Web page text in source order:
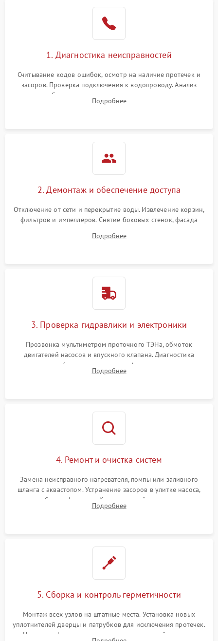
1700 ₽
циркуляционным насосом
2100 ₽ Подробнее →
1. Диагностика неисправностей
Считывание кодов ошибок, осмотр на наличие протечек и
засоров. Проверка подключения к водопроводу. Анализ
жалоб на отсутствие слива, нагрева, вращения
разбрызгивателей или срабатывание системы защиты
Подробнее
2. Демонтаж и обеспечение доступа
Отключение от сети и перекрытие воды. Извлечение корзин,
фильтров и импеллеров. Снятие боковых стенок, фасада
циркуляционному насосу, ТЭНу и сливной помпе.
Подробнее
3. Проверка гидравлики и электроники
Прозвонка мультиметром проточного ТЭНа, обмоток
двигателей насосов и впускного клапана. Диагностика
прессостата (датчика уровня воды), датчика мутности,
концевика дверцы и электронного модуля управления.
Подробнее
4. Ремонт и очистка систем
Замена неисправного нагревателя, помпы или заливного
шланга с аквастопом. Устранение засоров в улитке насоса,
патрубках и фильтрах. Компонентный ремонт платы
управления, восстановление поврежденной проводки.
Подробнее
5. Сборка и контроль герметичности
Монтаж всех узлов на штатные места. Установка новых
уплотнителей дверцы и патрубков для исключения протечек.
Надежная фиксация хомутов гидравлической системы,